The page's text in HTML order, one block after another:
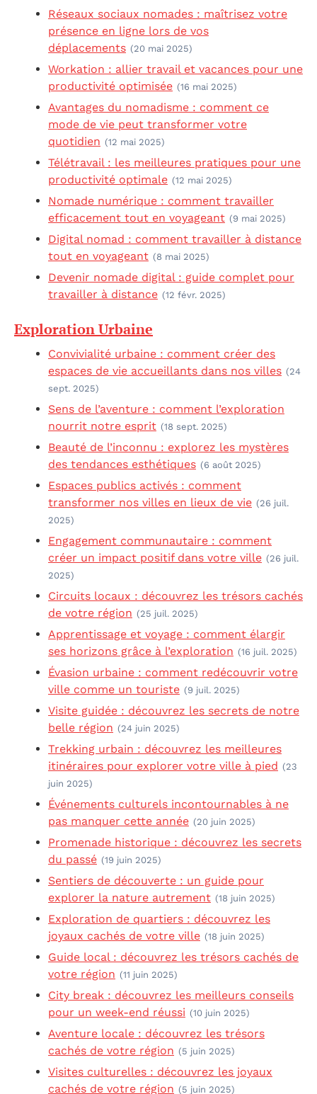
Réseaux sociaux nomades : maîtrisez votre
présence en ligne lors de vos
déplacements (20 mai 2025)
Workation : allier travail et vacances pour une
productivité optimisée (16 mai 2025)
Avantages du nomadisme : comment ce
mode de vie peut transformer votre
quotidien (12 mai 2025)
Télétravail : les meilleures pratiques pour une
productivité optimale (12 mai 2025)
Nomade numérique : comment travailler
efficacement tout en voyageant (9 mai 2025)
Digital nomad : comment travailler à distance
tout en voyageant (8 mai 2025)
Devenir nomade digital : guide complet pour
travailler à distance (12 févr. 2025)
Exploration Urbaine
Convivialité urbaine : comment créer des
espaces de vie accueillants dans nos villes (24
sept. 2025)
Sens de l’aventure : comment l’exploration
nourrit notre esprit (18 sept. 2025)
Beauté de l’inconnu : explorez les mystères
des tendances esthétiques (6 août 2025)
Espaces publics activés : comment
transformer nos villes en lieux de vie (26 juil.
2025)
Engagement communautaire : comment
créer un impact positif dans votre ville (26 juil.
2025)
Circuits locaux : découvrez les trésors cachés
de votre région (25 juil. 2025)
Apprentissage et voyage : comment élargir
ses horizons grâce à l’exploration (16 juil. 2025)
Évasion urbaine : comment redécouvrir votre
ville comme un touriste (9 juil. 2025)
Visite guidée : découvrez les secrets de notre
belle région (24 juin 2025)
Trekking urbain : découvrez les meilleures
itinéraires pour explorer votre ville à pied (23
juin 2025)
Événements culturels incontournables à ne
pas manquer cette année (20 juin 2025)
Promenade historique : découvrez les secrets
du passé (19 juin 2025)
Sentiers de découverte : un guide pour
explorer la nature autrement (18 juin 2025)
Exploration de quartiers : découvrez les
joyaux cachés de votre ville (18 juin 2025)
Guide local : découvrez les trésors cachés de
votre région (11 juin 2025)
City break : découvrez les meilleurs conseils
pour un week-end réussi (10 juin 2025)
Aventure locale : découvrez les trésors
cachés de votre région (5 juin 2025)
Visites culturelles : découvrez les joyaux
cachés de votre région (5 juin 2025)